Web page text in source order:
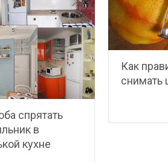
спрятать
в
кухне
Как
снимать